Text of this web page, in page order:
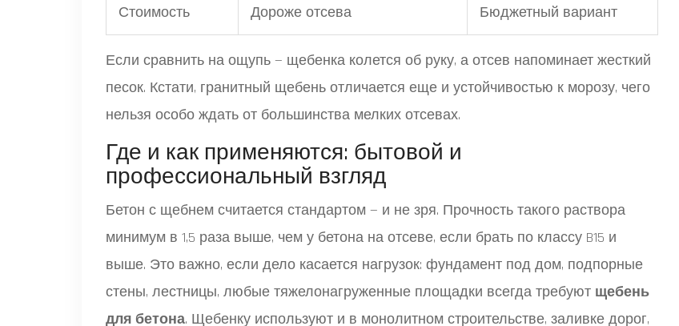
Стоимость Дороже отсева Бюджетный вариант
Если сравнить на ощупь — щебенка колется об руку, а отсев напоминает жесткий
песок. Кстати, гранитный щебень отличается еще и устойчивостью к морозу, чего
нельзя особо ждать от большинства мелких отсевах.
Где и как применяются: бытовой и
профессиональный взгляд
Бетон с щебнем считается стандартом — и не зря. Прочность такого раствора
минимум в 1,5 раза выше, чем у бетона на отсеве, если брать по классу B15 и
выше. Это важно, если дело касается нагрузок: фундамент под дом, подпорные
стены, лестницы, любые тяжелонагруженные площадки всегда требуют щебень
для бетона. Щебенку используют и в монолитном строительстве, заливке дорог,